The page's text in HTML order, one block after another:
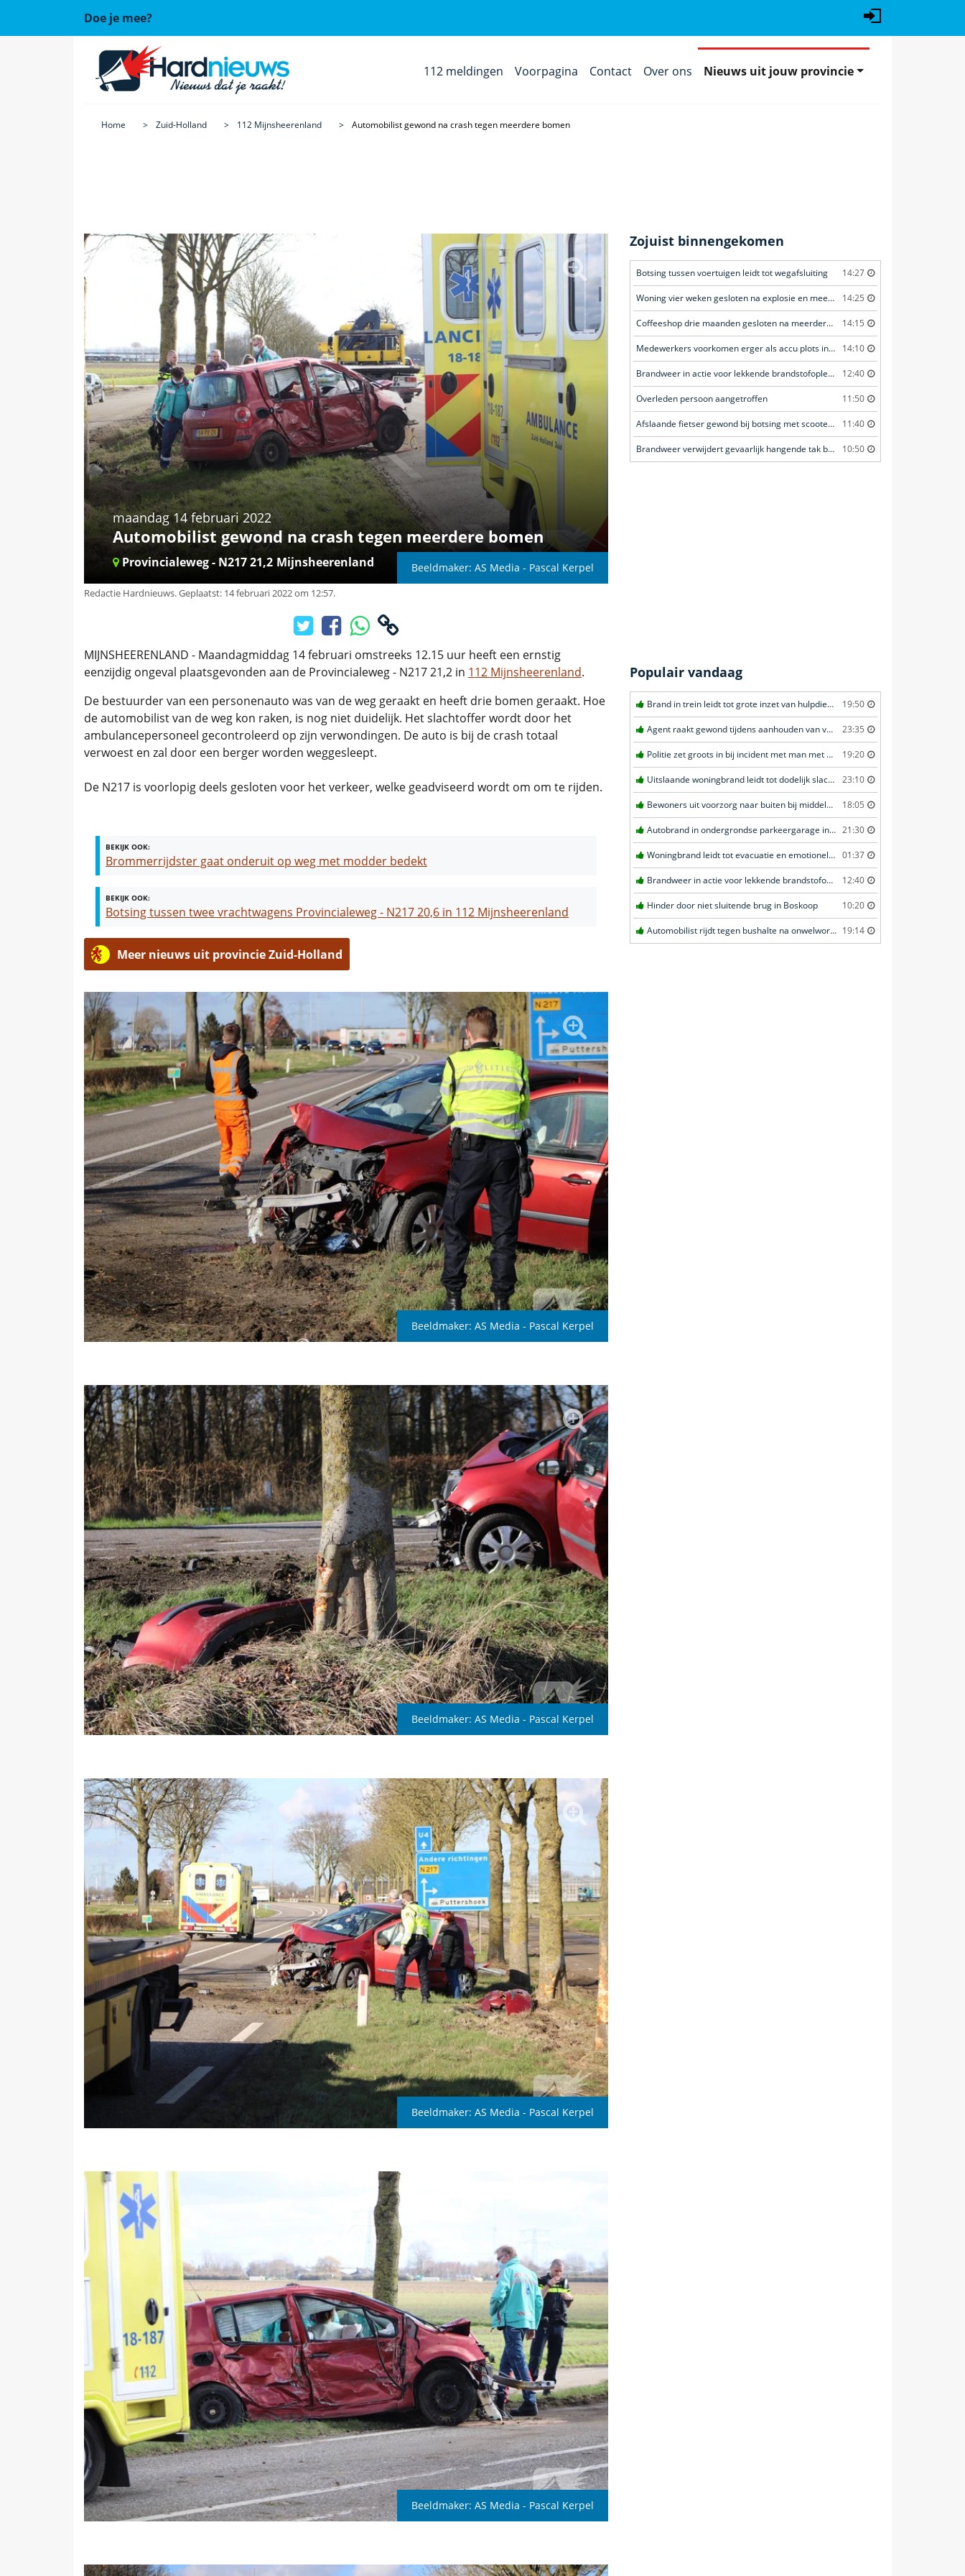
Doe je mee?
112 meldingen Voorpagina Contact Over ons Nieuws uit jouw provincie
Home Zuid-Holland 112 Mijnsheerenland Automobilist gewond na crash tegen meerdere bomen
maandag 14 februari 2022
Automobilist gewond na crash tegen meerdere bomen
Provincialeweg - N217 21,2 Mijnsheerenland Beeldmaker: AS Media - Pascal Kerpel
Redactie Hardnieuws.Geplaatst: 14 februari 2022 om 12:57.
MIJNSHEERENLAND - Maandagmiddag 14 februari omstreeks 12.15 uur heeft een ernstig
eenzijdig ongeval plaatsgevonden aan de Provincialeweg - N217 21,2 in 112 Mijnsheerenland.
De bestuurder van een personenauto was van de weg geraakt en heeft drie bomen geraakt. Hoe
de automobilist van de weg kon raken, is nog niet duidelijk. Het slachtoffer wordt door het
ambulancepersoneel gecontroleerd op zijn verwondingen. De auto is bij de crash totaal
verwoest en zal door een berger worden weggesleept.
De N217 is voorlopig deels gesloten voor het verkeer, welke geadviseerd wordt om om te rijden.
BEKIJK OOK:
Brommerrijdster gaat onderuit op weg met modder bedekt
BEKIJK OOK:
Botsing tussen twee vrachtwagens Provincialeweg - N217 20,6 in 112 Mijnsheerenland
Meer nieuws uit provincie Zuid-Holland
Beeldmaker: AS Media - Pascal Kerpel
Beeldmaker: AS Media - Pascal Kerpel
Beeldmaker: AS Media - Pascal Kerpel
Beeldmaker: AS Media - Pascal Kerpel
Zojuist binnengekomen
Botsing tussen voertuigen leidt tot wegafsluiting 14:27
Woning vier weken gesloten na explosie en meerdere geweldsincidenten 14:25
Coffeeshop drie maanden gesloten na meerdere overtredingen 14:15
Medewerkers voorkomen erger als accu plots in brand vliegt 14:10
Brandweer in actie voor lekkende brandstofoplegger 12:40
Overleden persoon aangetroffen 11:50
Afslaande fietser gewond bij botsing met scooterrijder 11:40
Brandweer verwijdert gevaarlijk hangende tak boven fietspad 10:50
Populair vandaag
Brand in trein leidt tot grote inzet van hulpdiensten in Amersfoort 19:50
Agent raakt gewond tijdens aanhouden van verdachte in Amsterdam 23:35
Politie zet groots in bij incident met man met verward gedrag in Leeuwarden 19:20
Uitslaande woningbrand leidt tot dodelijk slachtoffer in Rotterdam 23:10
Bewoners uit voorzorg naar buiten bij middelbrand in flatwoning in Leeuwarden 18:05
Autobrand in ondergrondse parkeergarage in Rhenen 21:30
Woningbrand leidt tot evacuatie en emotionele redding van kat in Amsterdam 01:37
Brandweer in actie voor lekkende brandstofoplegger in Stroe 12:40
Hinder door niet sluitende brug in Boskoop 10:20
Automobilist rijdt tegen bushalte na onwelwording in Amsterdam 19:14